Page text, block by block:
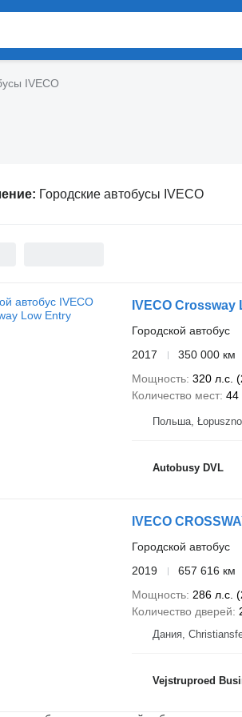
IVECO
Городские автобусы IVECO
IVECO Crossway
Городской автобус
2017
350 000 км
Мощность 320 л.с.
Количество мест 44
Польша, Łopuszno
Autobusy DVL
IVECO
Городской автобус
2019
657 616 км
Мощность 286 л.с.
Количество дверей
Дания,
Vejstruproed